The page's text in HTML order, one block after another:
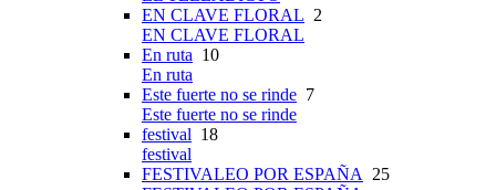
EN CLAVE FLORAL 2
EN CLAVE FLORAL
En ruta 10
En ruta
Este fuerte no se rinde 7
Este fuerte no se rinde
festival 18
festival
FESTIVALEO POR ESPAÑA
25